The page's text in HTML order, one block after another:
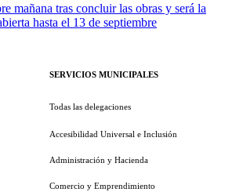
mañana tras concluir las obras y será la
hasta el 13 de septiembre
SERVICIOS MUNICIPALES
Todas las delegaciones
Accesibilidad Universal e Inclusión
Administración y Hacienda
Comercio y Emprendimiento